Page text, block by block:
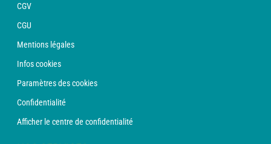
CGV
CGU
Mentions légales
Infos cookies
Paramètres des cookies
Confidentialité
Afficher le centre de confidentialité